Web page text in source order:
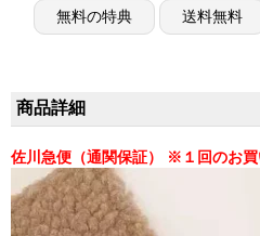
衝撃・防水・多機能。かわいい＆可
い。おしゃれでシンプル、流行り。
無料の特典 送料無料
商品詳細
佐川急便（通関保証） ※１回のお買